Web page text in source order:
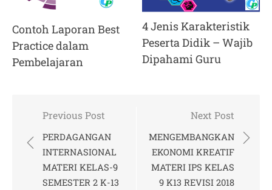
Contoh Laporan Best
Practice dalam
Pembelajaran
4 Jenis Karakteristik
Peserta Didik – Wajib
Dipahami Guru
Post
navigation
Previous Post
PERDAGANGAN
INTERNASIONAL
MATERI KELAS-9
SEMESTER 2 K-13
Next Post
MENGEMBANGKAN
EKONOMI KREATIF
MATERI IPS KELAS
9 K13 REVISI 2018